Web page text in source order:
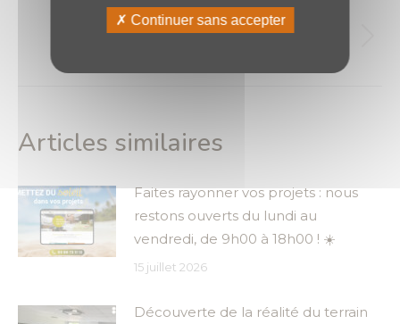
:
SUIVANT
Articles similaires
Faites rayonner vos projets : nous
restons ouverts du lundi au
vendredi, de 9h00 à 18h00 ! ☀️
15 juillet 2026
Découverte de la réalité du terrain
Continuer sans accepter